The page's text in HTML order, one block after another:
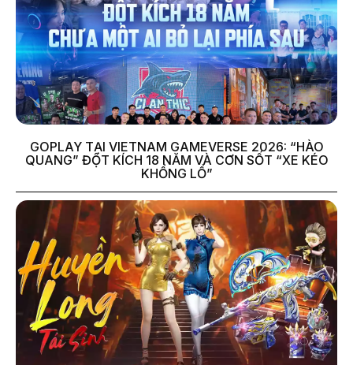
GOPLAY TẠI VIETNAM GAMEVERSE 2026: “HÀO
QUANG” ĐỘT KÍCH 18 NĂM VÀ CƠN SỐT “XE KÉO
KHỔNG LỒ”